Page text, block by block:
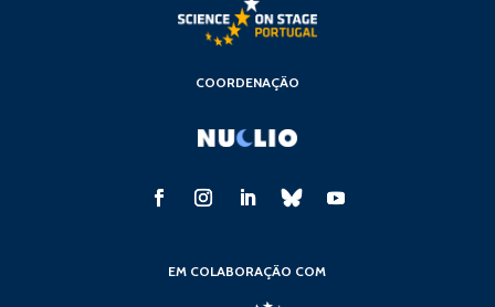
COORDENAÇÃO
EM COLABORAÇÃO COM